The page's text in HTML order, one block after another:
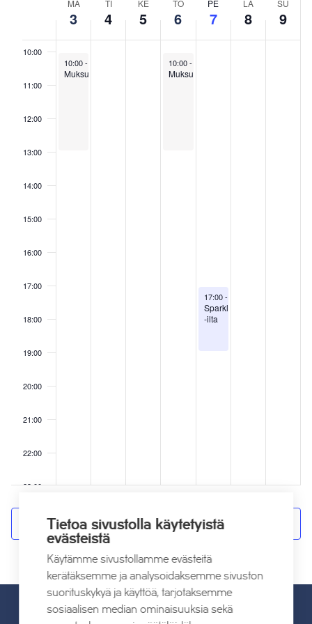
VIIKKO
TAPAHTUMAT
MA
3
TI
4
KE
5
TO
6
PE
7
LA
8
SU
9
10:00
11:00
12:00
13:00
14:00
15:00
16:00
17:00
18:00
19:00
20:00
21:00
22:00
23:00
August 3, 2026
10:00-
Muksuaamu
August 6, 2026
10:00-
Muksuaamu
August 7, 2026
17:00-
Sparkle
-ilta
Tilaa kalenteriin
Tietoa sivustolla käytetyistä
evästeistä
Käytämme sivustollamme evästeitä
kerätäksemme ja analysoidaksemme sivuston
suorituskykyä ja käyttöä, tarjotaksemme
sosiaalisen median ominaisuuksia sekä